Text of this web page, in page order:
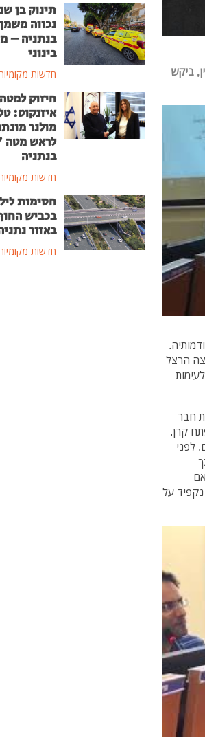
ביקש
הרצל
חבר
קרן.
לפני
על
תינוק בן
נכווה
בנתניה –
בינוני
חדשות
חיזוק למטה
איזנקוט:
מולנר
לראש
בנתניה
חדשות
חסימות
בכביש
באזור
חדשות